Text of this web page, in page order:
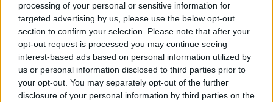
processing of your personal or sensitive information for
targeted advertising by us, please use the below opt-out
section to confirm your selection. Please note that after your
opt-out request is processed you may continue seeing
interest-based ads based on personal information utilized by
us or personal information disclosed to third parties prior to
your opt-out. You may separately opt-out of the further
disclosure of your personal information by third parties on the
diretto tra Carnevali, agente e Tottenham per intavolare la
trattativa.@sportmediaset
— Orazio Accomando (@OAccomando91)June 17, 2026